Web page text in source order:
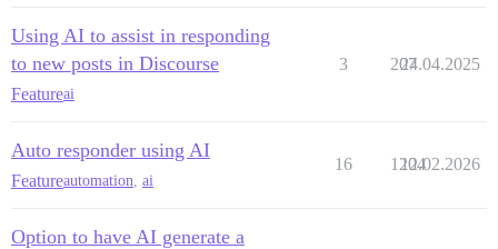
Using AI to assist in responding
to new posts in Discourse
Featureai
3 207
24.04.2025
Auto responder using AI
Featureautomation, ai
16 1204
12.02.2026
Option to have AI generate a